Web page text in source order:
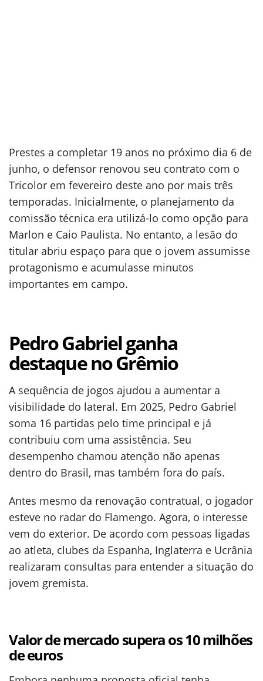
Prestes a completar 19 anos no próximo dia 6 de
junho, o defensor renovou seu contrato com o
Tricolor em fevereiro deste ano por mais três
temporadas. Inicialmente, o planejamento da
comissão técnica era utilizá-lo como opção para
Marlon e Caio Paulista. No entanto, a lesão do
titular abriu espaço para que o jovem assumisse
protagonismo e acumulasse minutos
importantes em campo.
Pedro Gabriel ganha
destaque no Grêmio
A sequência de jogos ajudou a aumentar a
visibilidade do lateral. Em 2025, Pedro Gabriel
soma 16 partidas pelo time principal e já
contribuiu com uma assistência. Seu
desempenho chamou atenção não apenas
dentro do Brasil, mas também fora do país.
Antes mesmo da renovação contratual, o jogador
esteve no radar do Flamengo. Agora, o interesse
vem do exterior. De acordo com pessoas ligadas
ao atleta, clubes da Espanha, Inglaterra e Ucrânia
realizaram consultas para entender a situação do
jovem gremista.
Valor de mercado supera os 10 milhões
de euros